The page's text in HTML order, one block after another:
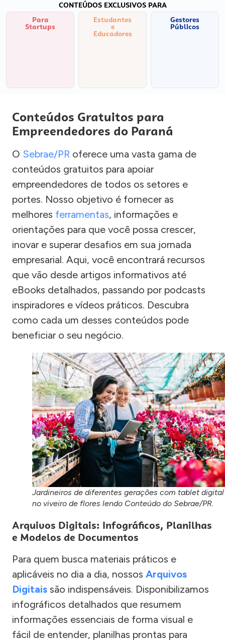
CONTEÚDOS EXCLUSIVOS PARA
Para
Startups
Estudantes
e
Educadores
Gestores
Públicos
Conteúdos Gratuitos para
Empreendedores do Paraná
O Sebrae/PR oferece uma vasta gama de
conteúdos gratuitos para apoiar
empreendedores de todos os setores e
portes. Nosso objetivo é fornecer as
melhores ferramentas, informações e
orientações para que você possa crescer,
inovar e superar desafios em sua jornada
empresarial. Aqui, você encontrará recursos
que vão desde artigos informativos até
eBooks detalhados, passando por podcasts
inspiradores e vídeos práticos. Descubra
como cada um desses conteúdos pode
beneficiar o seu negócio.
Jardineiros de diferentes gerações com tablet digital
no viveiro de flores lendo Conteúdo do Sebrae/PR.
Arquivos Digitais: Infográficos, Planilhas
e Modelos de Documentos
Para quem busca materiais práticos e
aplicáveis no dia a dia, nossos Arquivos
Digitais são indispensáveis. Disponibilizamos
infográficos detalhados que resumem
informações essenciais de forma visual e
fácil de entender, planilhas prontas para